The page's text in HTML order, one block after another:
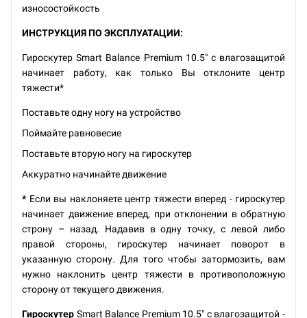
износостойкость
ИНСТРУКЦИЯ ПО ЭКСПЛУАТАЦИИ:
Гироскутер Smart Balance Premium 10.5" с влагозащитой
начинает работу, как только Вы отклоните центр
тяжести*
Поставьте одну ногу на устройство
Поймайте равновесие
Поставьте вторую ногу на гироскутер
Аккуратно начинайте движение
* Если вы наклоняете центр тяжести вперед - гироскутер
начинает движение вперед, при отклонении в обратную
строну – назад. Надавив в одну точку, с левой либо
правой стороны, гироскутер начинает поворот в
указанную сторону. Для того чтобы затормозить, вам
нужно наклонить центр тяжести в противоположную
сторону от текущего движения.
Гироскутер Smart Balance Premium 10.5" с влагозащитой -